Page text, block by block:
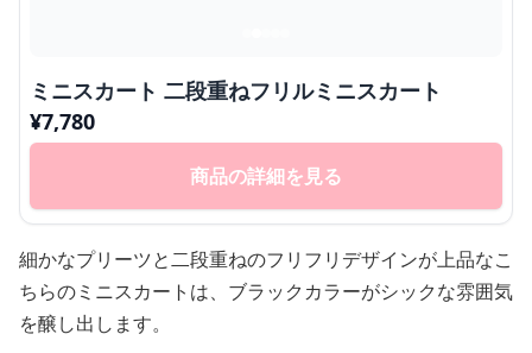
ミニスカート 二段重ねフリルミニスカート
¥7,780
商品の詳細を見る
細かなプリーツと二段重ねのフリフリデザインが上品なこ
ちらのミニスカートは、ブラックカラーがシックな雰囲気
を醸し出します。